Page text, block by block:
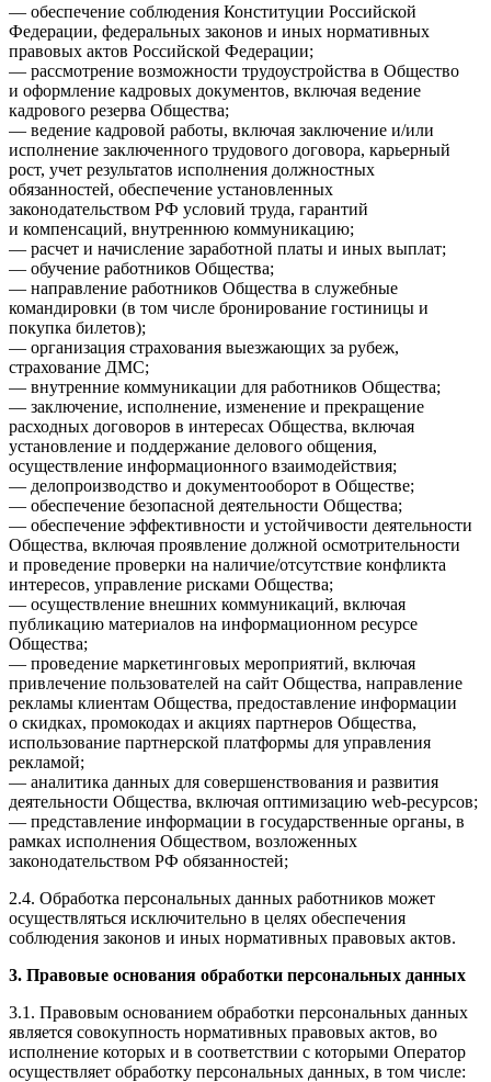
— обеспечение соблюдения Конституции Российской
Федерации, федеральных законов и иных нормативных
правовых актов Российской Федерации;
— рассмотрение возможности трудоустройства в Общество
и оформление кадровых документов, включая ведение
кадрового резерва Общества;
— ведение кадровой работы, включая заключение и/или
исполнение заключенного трудового договора, карьерный
рост, учет результатов исполнения должностных
обязанностей, обеспечение установленных
законодательством РФ условий труда, гарантий
и компенсаций, внутреннюю коммуникацию;
— расчет и начисление заработной платы и иных выплат;
— обучение работников Общества;
— направление работников Общества в служебные
командировки (в том числе бронирование гостиницы и
покупка билетов);
— организация страхования выезжающих за рубеж,
страхование ДМС;
— внутренние коммуникации для работников Общества;
— заключение, исполнение, изменение и прекращение
расходных договоров в интересах Общества, включая
установление и поддержание делового общения,
осуществление информационного взаимодействия;
— делопроизводство и документооборот в Обществе;
— обеспечение безопасной деятельности Общества;
— обеспечение эффективности и устойчивости деятельности
Общества, включая проявление должной осмотрительности
и проведение проверки на наличие/отсутствие конфликта
интересов, управление рисками Общества;
— осуществление внешних коммуникаций, включая
публикацию материалов на информационном ресурсе
Общества;
— проведение маркетинговых мероприятий, включая
привлечение пользователей на сайт Общества, направление
рекламы клиентам Общества, предоставление информации
о скидках, промокодах и акциях партнеров Общества,
использование партнерской платформы для управления
рекламой;
— аналитика данных для совершенствования и развития
деятельности Общества, включая оптимизацию web-ресурсов;
— представление информации в государственные органы, в
рамках исполнения Обществом, возложенных
законодательством РФ обязанностей;
2.4. Обработка персональных данных работников может
осуществляться исключительно в целях обеспечения
соблюдения законов и иных нормативных правовых актов.
3. Правовые основания обработки персональных данных
3.1. Правовым основанием обработки персональных данных
является совокупность нормативных правовых актов, во
исполнение которых и в соответствии с которыми Оператор
осуществляет обработку персональных данных, в том числе: